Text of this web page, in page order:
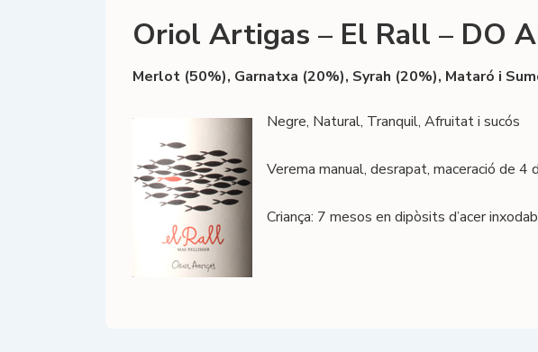
Oriol Artigas – El Rall – DO
Merlot (50%), Garnatxa (20%), Syrah (20%), Mataró i
Negre, Natural, Tranquil, Afruitat i sucós
Verema manual, desrapat, maceració de
Criança: 7 mesos en dipòsits d’acer